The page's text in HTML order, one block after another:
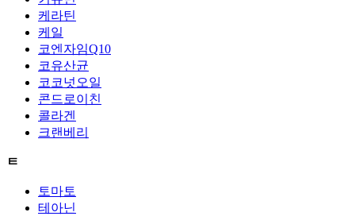
케라틴
케일
코엔자임Q10
코유산균
코코넛오일
콘드로이친
콜라겐
크랜베리
ㅌ
토마토
테아닌